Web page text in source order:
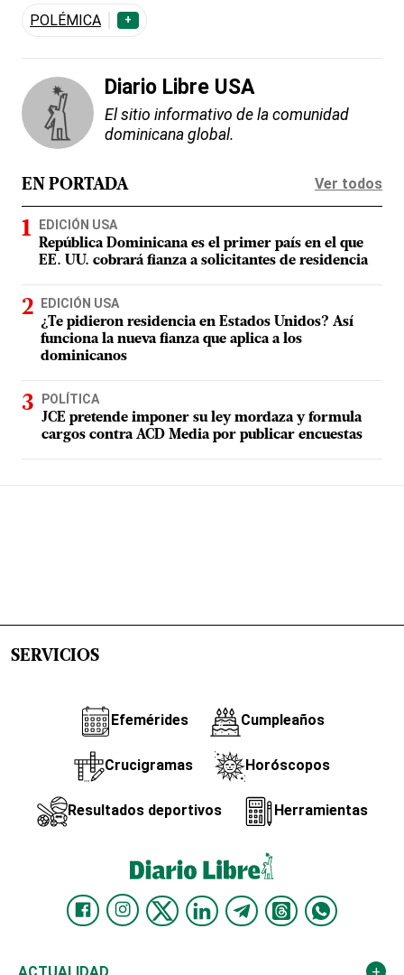
POLÉMICA +
Diario Libre USA
El sitio informativo de la comunidad
dominicana global.
EN PORTADA Ver todos
EDICIÓN USA
República Dominicana es el primer país en el que
EE. UU. cobrará fianza a solicitantes de residencia
EDICIÓN USA
¿Te pidieron residencia en Estados Unidos? Así
funciona la nueva fianza que aplica a los
dominicanos
POLÍTICA
JCE pretende imponer su ley mordaza y formula
cargos contra ACD Media por publicar encuestas
SERVICIOS
Efemérides Cumpleaños
Crucigramas Horóscopos
Resultados deportivos Herramientas